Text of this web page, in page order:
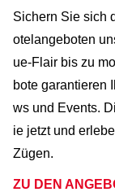
Sichern Sie sich
otelangeboten
ue-Flair bis zu
bote garantieren
ws und Events.
ie jetzt und
Zügen.
ZU DEN